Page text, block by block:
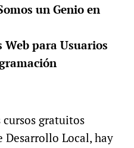
un Genio en
Web para Usuarios
cursos gratuitos
Desarrollo Local, hay